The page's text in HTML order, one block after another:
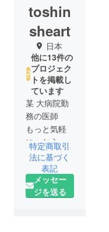
toshin
sheart
日本
他に13件の
プロジェク
トを掲載し
ています
某 大病院勤
務の医師
もっと気軽
に、おうち
で医学に触
れて欲しい
という想い
で「おうち
特定商取引
法に基づく
表記
メッセー
ジを送る